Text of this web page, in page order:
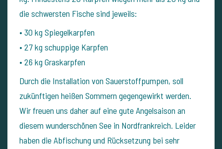
die schwersten Fische sind jeweils:
• 30 kg Spiegelkarpfen
• 27 kg schuppige Karpfen
• 26 kg Graskarpfen
Durch die Installation von Sauerstoffpumpen, soll
zukünftigen heißen Sommern gegengewirkt werden.
Wir freuen uns daher auf eine gute Angelsaison an
diesem wunderschönen See in Nordfrankreich. Leider
haben die Abfischung und Rücksetzung bei sehr